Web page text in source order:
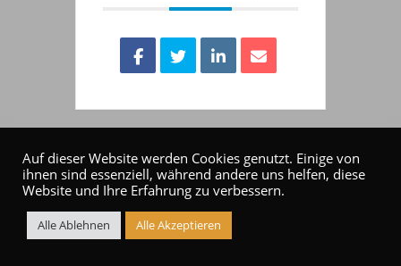
Auf dieser Website werden Cookies genutzt. Einige von
ihnen sind essenziell, während andere uns helfen, diese
Website und Ihre Erfahrung zu verbessern.
Alle Ablehnen Alle Akzeptieren